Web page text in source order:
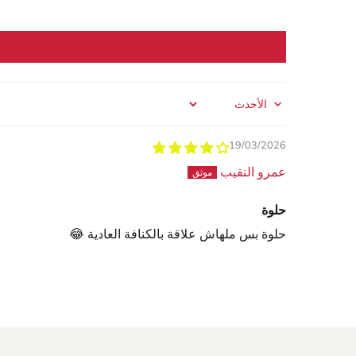
Sort by
19/03/2026
عمرو النقيب
حلوة
حلوة بس ملهاش علاقة بالكنافة العادية 😂